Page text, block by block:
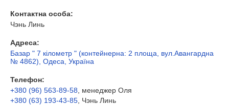
Контактна особа:
Чэнь Линь
Адреса:
Базар " 7 кілометр " (контейнерна: 2 площа, вул.Авангардна
№ 4862), Одеса, Україна
Телефон:
+380 (96) 563-89-58 , менеджер Оля
+380 (63) 193-43-85 , Чэнь Линь